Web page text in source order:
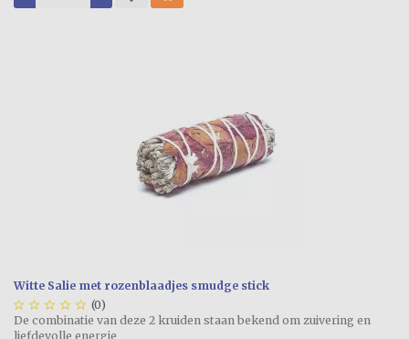
Witte Salie met rozenblaadjes smudge stick
     (0)
De combinatie van deze 2 kruiden staan bekend om zuivering en
liefdevolle energie